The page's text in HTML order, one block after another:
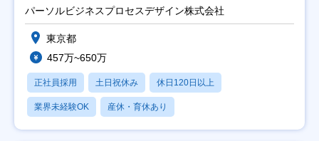
ト推進】
パーソルビジネスプロセスデザイン株式会社
東京都
457万~650万
正社員採用 土日祝休み 休日120日以上
業界未経験OK 産休・育休あり